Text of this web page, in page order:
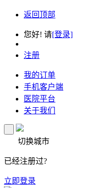
返回顶部
您好! 请[登录]
注册
我的订单
手机客户端
医院平台
关于我们
切换城市
已经注册过?
立即登录